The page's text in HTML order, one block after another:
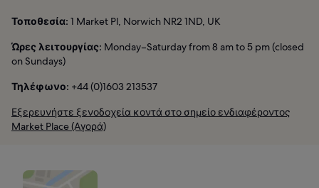
Τοποθεσία: 1 Market Pl, Norwich NR2 1ND, UK
Ώρες λειτουργίας: Monday–Saturday from 8 am to 5 pm (closed
on Sundays)
Τηλέφωνο: +44 (0)1603 213537
Εξερευνήστε ξενοδοχεία κοντά στο σημείο ενδιαφέροντος
Market Place (Αγορά)